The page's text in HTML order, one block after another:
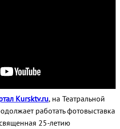
Kursktv.ru, на Театральной
работать фотовыставка
25-летию